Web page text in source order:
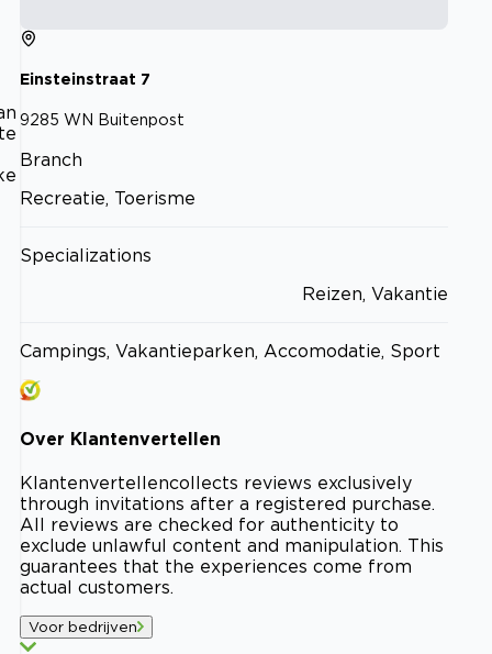
Einsteinstraat 7
9285 WN Buitenpost
Branch
Recreatie, Toerisme
Specializations
Reizen, Vakantie
Campings, Vakantieparken, Accomodatie, Sport
Over Klantenvertellen
Klantenvertellencollects reviews exclusively
through invitations after a registered purchase.
All reviews are checked for authenticity to
exclude unlawful content and manipulation. This
guarantees that the experiences come from
actual customers.
Voor bedrijven